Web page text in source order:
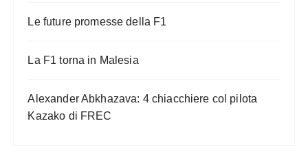
Le future promesse della F1
La F1 torna in Malesia
Alexander Abkhazava: 4 chiacchiere col pilota
Kazako di FREC